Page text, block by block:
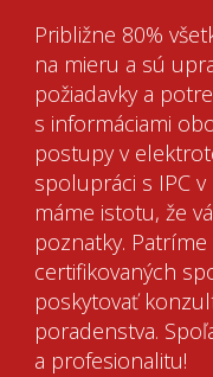
Približne 80%
na mieru a sú
požiadavky a
s informáciami
postupy v
spolupráci s IPC v
máme istotu, že
poznatky.
certifikovaných
poskytovať
poradenstva.
a profesionalitu!